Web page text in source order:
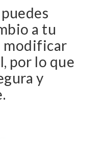
a tu
modificar
por lo que
y